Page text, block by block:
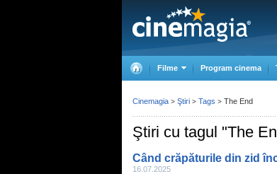
Filme Program cinema
Ştiri cu tagul "The
Când crăpăturile din zid
16.07.2025
Cinemagia > Ştiri > Tags > The End